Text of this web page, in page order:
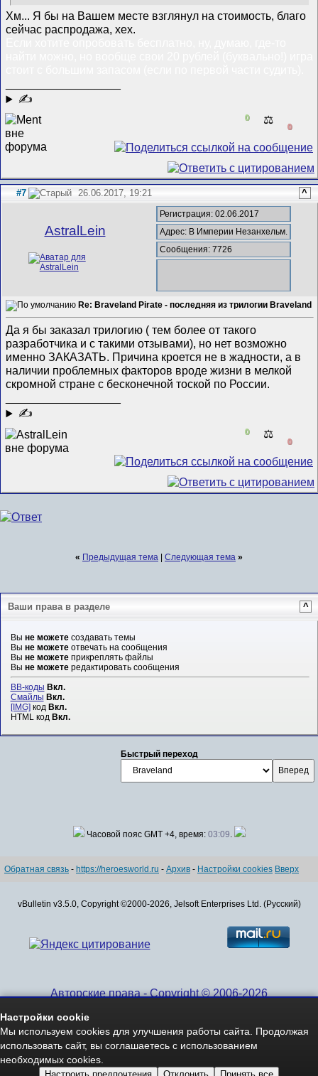
Хм... Я бы на Вашем месте взглянул на стоимость, благо
сейчас распродажа, хех.
✍
0 ⚖️
0
#7 26.06.2017, 19:21 ^
AstralLein
Регистрация: 02.06.2017
Адрес: В Империи Незанхельм.
Сообщения: 7726
Re: Braveland Pirate - последняя из трилогии Braveland
Да я бы заказал трилогию ( тем более от такого
разработчика и с такими отзывами), но нет возможно
именно ЗАКАЗАТЬ. Причина кроется не в жадности, а в
наличии проблемных факторов вроде жизни в мелкой
скромной стране с бесконечной тоской по России.
✍
0 ⚖️
0
« Предыдущая тема Следующая тема »
Ваши права в разделе ^
Вы не можетесоздавать темы
Вы не можетеотвечать на сообщения
Вы не можетеприкреплять файлы
Вы не можетередактировать сообщения
BB-коды Вкл.
Смайлы Вкл.
[IMG] код Вкл.
HTML код Вкл.
Быстрый переход
Часовой пояс GMT +4, время: 03:09.
Обратная связь - https://heroesworld.ru - Архив - Настройки cookies Вверх
vBulletin v3.5.0, Copyright ©2000-2026, Jelsoft Enterprises Ltd. (Русский)
Авторские права - Copyright © 2006-2026
Настройки cookie
Мы используем cookies для улучшения работы сайта. Продолжая
использовать сайт, вы соглашаетесь с использованием
необходимых cookies.